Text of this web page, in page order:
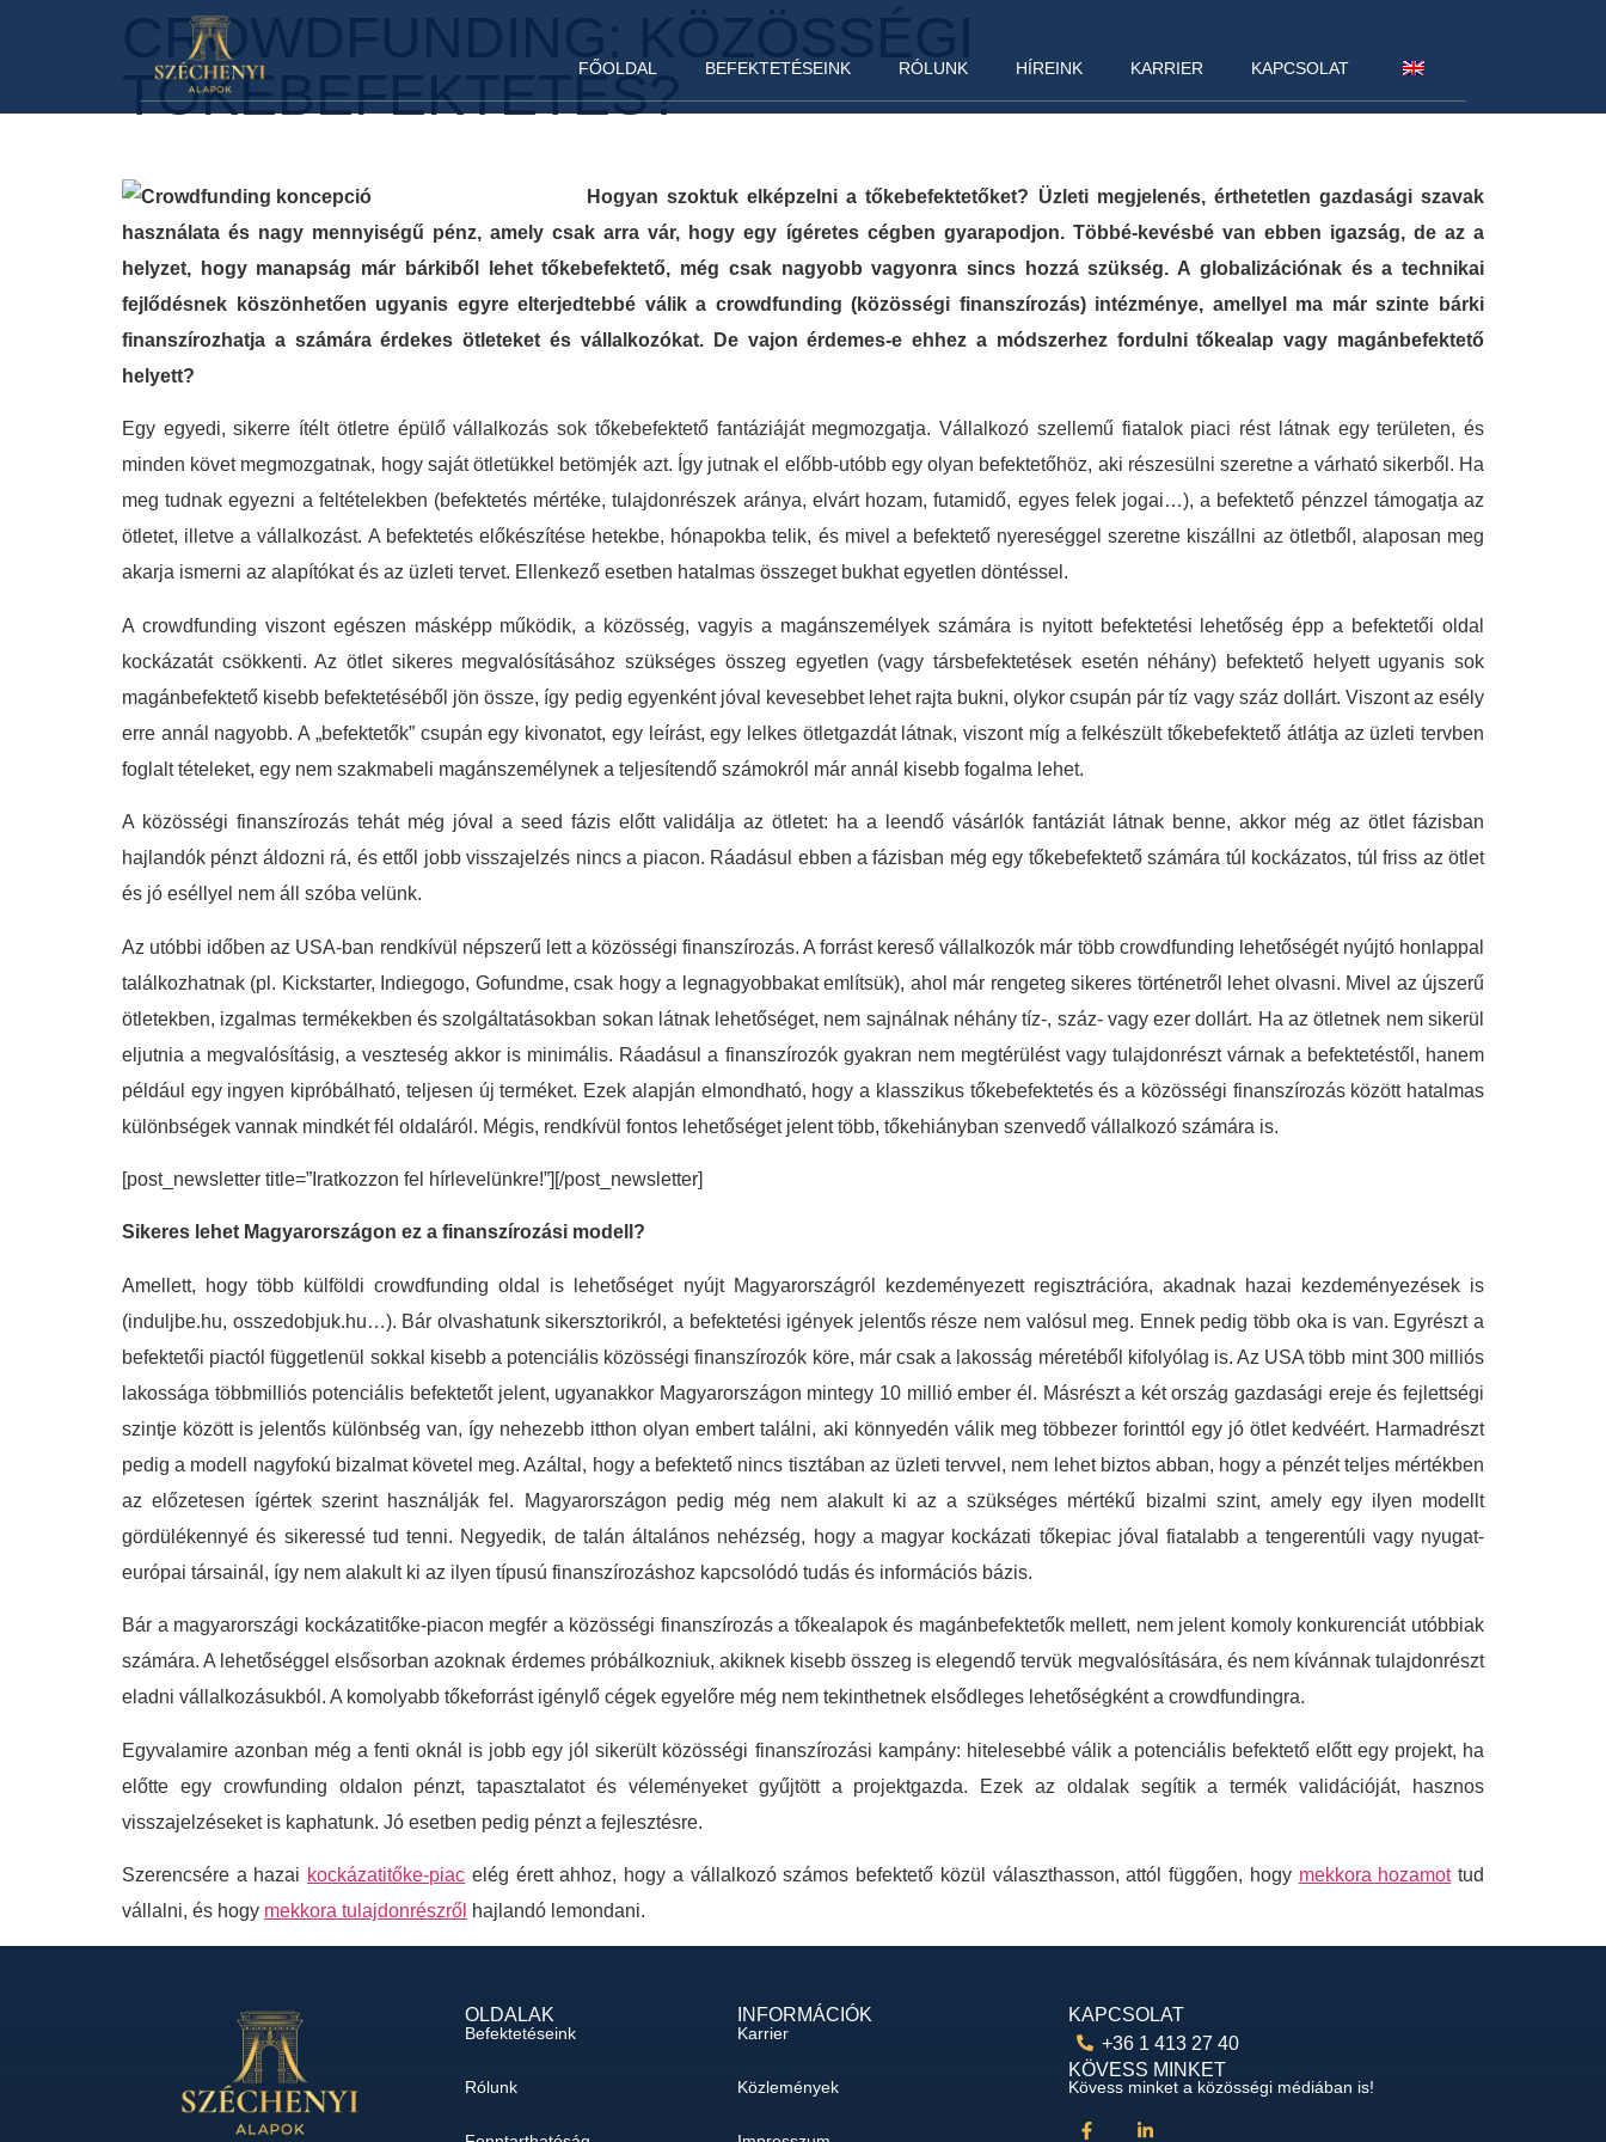
FŐOLDAL BEFEKTETÉSEINK RÓLUNK HÍREINK KARRIER KAPCSOLAT
CROWDFUNDING: KÖZÖSSÉGI
TŐKEBEFEKTETÉS?
Hogyan szoktuk elképzelni a tőkebefektetőket? Üzleti megjelenés, érthetetlen gazdasági szavak
használata és nagy mennyiségű pénz, amely csak arra vár, hogy egy ígéretes cégben gyarapodjon. Többé-kevésbé van ebben igazság, de az a
helyzet, hogy manapság már bárkiből lehet tőkebefektető, még csak nagyobb vagyonra sincs hozzá szükség. A globalizációnak és a technikai
fejlődésnek köszönhetően ugyanis egyre elterjedtebbé válik a crowdfunding (közösségi finanszírozás) intézménye, amellyel ma már szinte bárki
finanszírozhatja a számára érdekes ötleteket és vállalkozókat. De vajon érdemes-e ehhez a módszerhez fordulni tőkealap vagy magánbefektető
helyett?
Egy egyedi, sikerre ítélt ötletre épülő vállalkozás sok tőkebefektető fantáziáját megmozgatja. Vállalkozó szellemű fiatalok piaci rést látnak egy területen, és
minden követ megmozgatnak, hogy saját ötletükkel betömjék azt. Így jutnak el előbb-utóbb egy olyan befektetőhöz, aki részesülni szeretne a várható sikerből. Ha
meg tudnak egyezni a feltételekben (befektetés mértéke, tulajdonrészek aránya, elvárt hozam, futamidő, egyes felek jogai…), a befektető pénzzel támogatja az
ötletet, illetve a vállalkozást. A befektetés előkészítése hetekbe, hónapokba telik, és mivel a befektető nyereséggel szeretne kiszállni az ötletből, alaposan meg
akarja ismerni az alapítókat és az üzleti tervet. Ellenkező esetben hatalmas összeget bukhat egyetlen döntéssel.
A crowdfunding viszont egészen másképp működik, a közösség, vagyis a magánszemélyek számára is nyitott befektetési lehetőség épp a befektetői oldal
kockázatát csökkenti. Az ötlet sikeres megvalósításához szükséges összeg egyetlen (vagy társbefektetések esetén néhány) befektető helyett ugyanis sok
magánbefektető kisebb befektetéséből jön össze, így pedig egyenként jóval kevesebbet lehet rajta bukni, olykor csupán pár tíz vagy száz dollárt. Viszont az esély
erre annál nagyobb. A „befektetők” csupán egy kivonatot, egy leírást, egy lelkes ötletgazdát látnak, viszont míg a felkészült tőkebefektető átlátja az üzleti tervben
foglalt tételeket, egy nem szakmabeli magánszemélynek a teljesítendő számokról már annál kisebb fogalma lehet.
A közösségi finanszírozás tehát még jóval a seed fázis előtt validálja az ötletet: ha a leendő vásárlók fantáziát látnak benne, akkor még az ötlet fázisban
hajlandók pénzt áldozni rá, és ettől jobb visszajelzés nincs a piacon. Ráadásul ebben a fázisban még egy tőkebefektető számára túl kockázatos, túl friss az ötlet
és jó eséllyel nem áll szóba velünk.
Az utóbbi időben az USA-ban rendkívül népszerű lett a közösségi finanszírozás. A forrást kereső vállalkozók már több crowdfunding lehetőségét nyújtó honlappal
találkozhatnak (pl. Kickstarter, Indiegogo, Gofundme, csak hogy a legnagyobbakat említsük), ahol már rengeteg sikeres történetről lehet olvasni. Mivel az újszerű
ötletekben, izgalmas termékekben és szolgáltatásokban sokan látnak lehetőséget, nem sajnálnak néhány tíz-, száz- vagy ezer dollárt. Ha az ötletnek nem sikerül
eljutnia a megvalósításig, a veszteség akkor is minimális. Ráadásul a finanszírozók gyakran nem megtérülést vagy tulajdonrészt várnak a befektetéstől, hanem
például egy ingyen kipróbálható, teljesen új terméket. Ezek alapján elmondható, hogy a klasszikus tőkebefektetés és a közösségi finanszírozás között hatalmas
különbségek vannak mindkét fél oldaláról. Mégis, rendkívül fontos lehetőséget jelent több, tőkehiányban szenvedő vállalkozó számára is.
[post_newsletter title=”Iratkozzon fel hírlevelünkre!”][/post_newsletter]
Sikeres lehet Magyarországon ez a finanszírozási modell?
Amellett, hogy több külföldi crowdfunding oldal is lehetőséget nyújt Magyarországról kezdeményezett regisztrációra, akadnak hazai kezdeményezések is
(induljbe.hu, osszedobjuk.hu…). Bár olvashatunk sikersztorikról, a befektetési igények jelentős része nem valósul meg. Ennek pedig több oka is van. Egyrészt a
befektetői piactól függetlenül sokkal kisebb a potenciális közösségi finanszírozók köre, már csak a lakosság méretéből kifolyólag is. Az USA több mint 300 milliós
lakossága többmilliós potenciális befektetőt jelent, ugyanakkor Magyarországon mintegy 10 millió ember él. Másrészt a két ország gazdasági ereje és fejlettségi
szintje között is jelentős különbség van, így nehezebb itthon olyan embert találni, aki könnyedén válik meg többezer forinttól egy jó ötlet kedvéért. Harmadrészt
pedig a modell nagyfokú bizalmat követel meg. Azáltal, hogy a befektető nincs tisztában az üzleti tervvel, nem lehet biztos abban, hogy a pénzét teljes mértékben
az előzetesen ígértek szerint használják fel. Magyarországon pedig még nem alakult ki az a szükséges mértékű bizalmi szint, amely egy ilyen modellt
gördülékennyé és sikeressé tud tenni. Negyedik, de talán általános nehézség, hogy a magyar kockázati tőkepiac jóval fiatalabb a tengerentúli vagy nyugat-
európai társainál, így nem alakult ki az ilyen típusú finanszírozáshoz kapcsolódó tudás és információs bázis.
Bár a magyarországi kockázatitőke-piacon megfér a közösségi finanszírozás a tőkealapok és magánbefektetők mellett, nem jelent komoly konkurenciát utóbbiak
számára. A lehetőséggel elsősorban azoknak érdemes próbálkozniuk, akiknek kisebb összeg is elegendő tervük megvalósítására, és nem kívánnak tulajdonrészt
eladni vállalkozásukból. A komolyabb tőkeforrást igénylő cégek egyelőre még nem tekinthetnek elsődleges lehetőségként a crowdfundingra.
Egyvalamire azonban még a fenti oknál is jobb egy jól sikerült közösségi finanszírozási kampány: hitelesebbé válik a potenciális befektető előtt egy projekt, ha
előtte egy crowfunding oldalon pénzt, tapasztalatot és véleményeket gyűjtött a projektgazda. Ezek az oldalak segítik a termék validációját, hasznos
visszajelzéseket is kaphatunk. Jó esetben pedig pénzt a fejlesztésre.
Szerencsére a hazai kockázatitőke-piac elég érett ahhoz, hogy a vállalkozó számos befektető közül választhasson, attól függően, hogy mekkora hozamottud
vállalni, és hogy mekkora tulajdonrészről hajlandó lemondani.
OLDALAK
Befektetéseink
Rólunk
INFORMÁCIÓK
Karrier
Közlemények
KAPCSOLAT
+36 1 413 27 40
KÖVESS MINKET
Kövess minket a közösségi médiában is!